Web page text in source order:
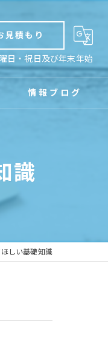
見積もり
日・祝日及び年末年始
情報ブログ
コラム
識
しい基礎知識